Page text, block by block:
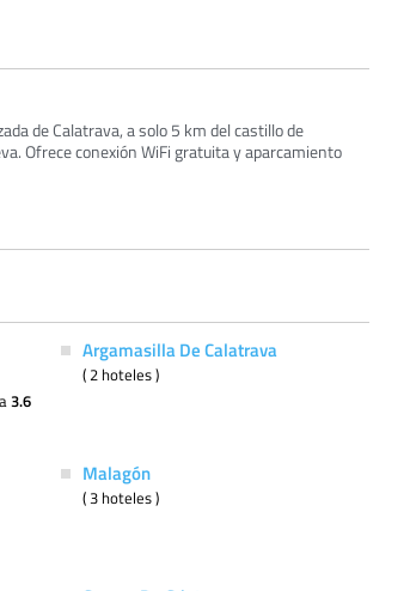
de Calatrava, a solo 5 km del castillo de
Ofrece conexión WiFi gratuita y aparcamiento
3.6
Argamasilla De Calatrava
( 2 hoteles )
Malagón
( 3 hoteles )